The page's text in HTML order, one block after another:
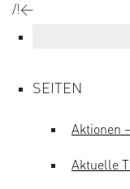
/!<
SEITEN
Aktionen
Aktuelle